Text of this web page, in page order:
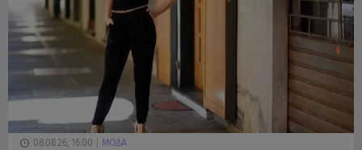
08.08.26, 16:00 ΜΟΔΑ